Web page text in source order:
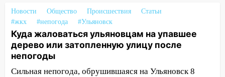
14:12
Куда жаловаться ульяновцам на
упавшее дерево или затопленную улицу
после непогоды
13:59 В Новом городе ураганным
ветром сорвало опалубку со
строящегося дома
Новости Общество Происшествия
Статьи
#жкх
#непогода #Ульяновск
Куда жаловаться ульяновцам на упавшее
дерево или затопленную улицу после
непогоды
Сильная непогода, обрушившаяся на Ульяновск 8